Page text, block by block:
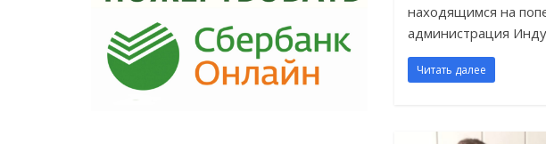
находящимся на
администрация
Читать далее